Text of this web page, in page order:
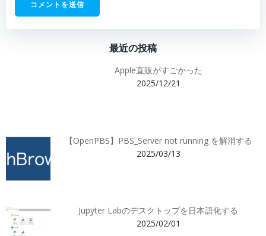
最近の投稿
Apple直販がすごかった
2025/12/21
【OpenPBS】PBS_Server not running を解消する
2025/03/13
Jupyter Labのデスクトップを日本語化する
2025/02/01